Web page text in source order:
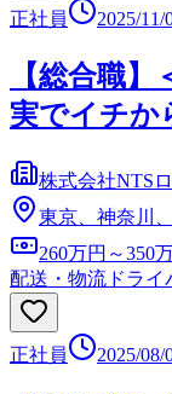
正社員 2025/11/
【総合職
実でイチか
株式会社NTS
東京、神奈川
260万円～350
配送・物流ドライ
正社員 2025/08/